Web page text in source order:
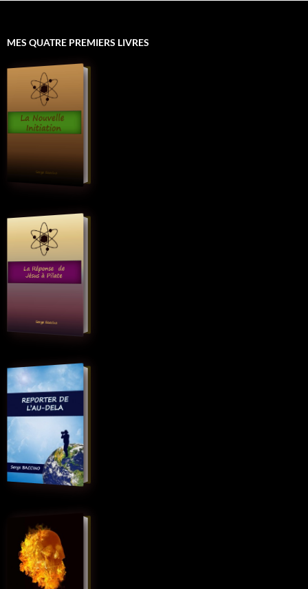
MES QUATRE PREMIERS LIVRES